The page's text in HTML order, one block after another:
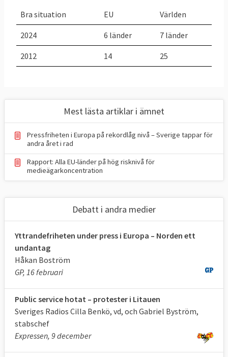
det gäller pressfrihet men i
2024-års index
tappar landet sin tredjeplats på
världsrankingen och faller till plats fyra,
passerat av både Estland och
områden. Redaktioner genomför stora
uppsägningar, public service drabbas av
besparingar och näthat mot journalister
ökar. RSF pekar också på politiska attacker
mot medier, till exempel när SD-ledaren
Jimmie Åkessongick till angrepp
SITUATIONEN FÖR PRESSFRIHET I EU-
LÄNDERNA 2012-2024
År
Bra
situation
situation
2024
6 EU-
13 EU-länder 8 EU-
Bra situation
EU Världen
2024 6 länder 7 länder
2012 14 25
Mest lästa artiklar i ämnet
Pressfriheten i Europa på rekordlåg nivå – Sverige tappar för
andra året i rad
Rapport: Alla EU-länder på hög risknivå för
medieägarkoncentration
Debatt i andra medier
Yttrandefriheten under press i Europa – Norden ett
undantag
Håkan Boström
GP, 16 februari
Public service hotat – protester i Litauen
Sveriges Radios Cilla Benkö, vd, och Gabriel Byström,
stabschef
Expressen, 9 december